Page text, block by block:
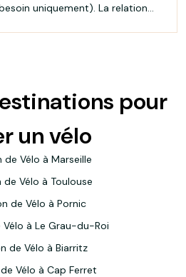
uniquement). La relation
pour
un vélo
de Vélo à Marseille
Vélo à Toulouse
de Vélo à Pornic
à Le Grau-du-Roi
de Vélo à Biarritz
Vélo à Cap Ferret